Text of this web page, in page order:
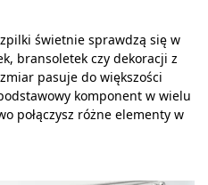
świetnie sprawdzą się w
bransoletek czy dekoracji z
pasuje do większości
komponent w wielu
połączysz różne elementy w